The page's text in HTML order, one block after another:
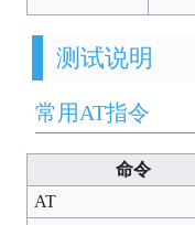
测试说明
常用AT指令
命令
AT